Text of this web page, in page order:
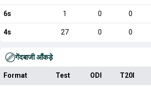
6s 1 0 0
4s 27 0 0
गेंदबाजी आँकड़े
Format Test ODI T20I